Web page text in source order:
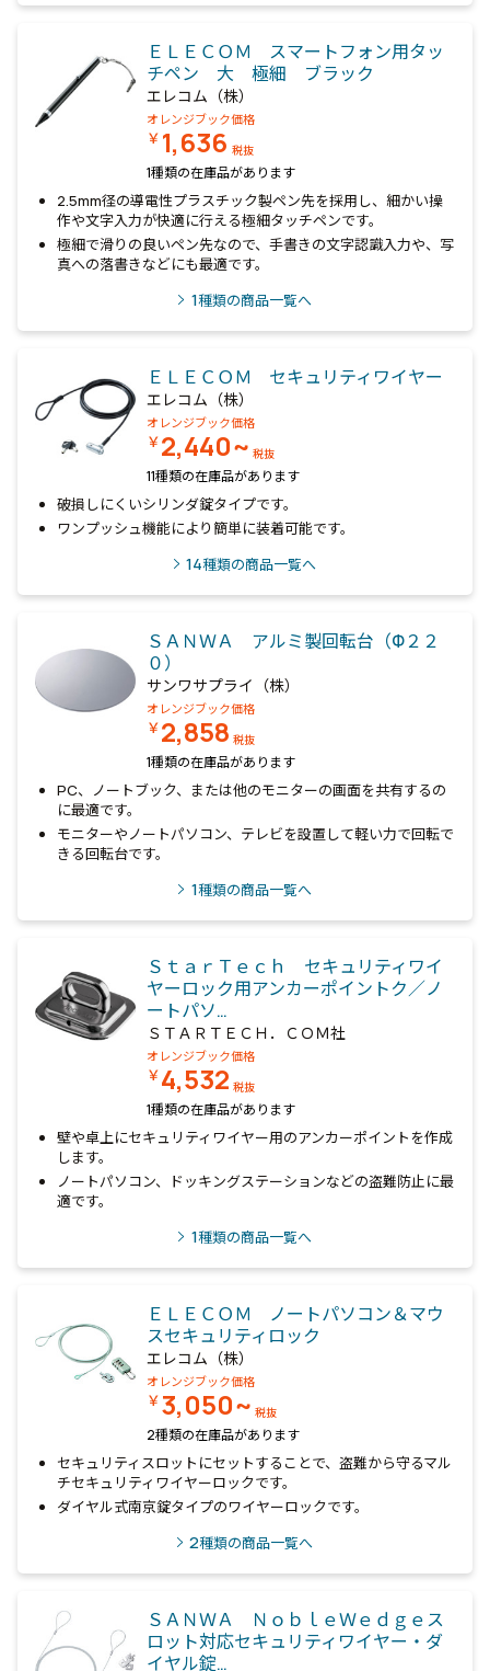
ＥＬＥＣＯＭ スマートフォン用タッ
チペン 大 極細 ブラック
エレコム（株）
オレンジブック価格
￥ 1,636 税抜
1種類の在庫品があります
2.5mm径の導電性プラスチック製ペン先を採用し、細かい操
作や文字入力が快適に行える極細タッチペンです。
極細で滑りの良いペン先なので、手書きの文字認識入力や、写
真への落書きなどにも最適です。
1種類の商品一覧へ
ＥＬＥＣＯＭ セキュリティワイヤー
エレコム（株）
オレンジブック価格
￥2,440~ 税抜
11種類の在庫品があります
破損しにくいシリンダ錠タイプです。
ワンプッシュ機能により簡単に装着可能です。
14種類の商品一覧へ
ＳＡＮＷＡ アルミ製回転台（Φ２２
０）
サンワサプライ（株）
オレンジブック価格
￥2,858 税抜
1種類の在庫品があります
PC、ノートブック、または他のモニターの画面を共有するの
に最適です。
モニターやノートパソコン、テレビを設置して軽い力で回転で
きる回転台です。
1種類の商品一覧へ
ＳｔａｒＴｅｃｈ セキュリティワイ
ヤーロック用アンカーポイントク／ノ
ートパソ…
ＳＴＡＲＴＥＣＨ．ＣＯＭ社
オレンジブック価格
￥4,532 税抜
1種類の在庫品があります
壁や卓上にセキュリティワイヤー用のアンカーポイントを作成
します。
ノートパソコン、ドッキングステーションなどの盗難防止に最
適です。
1種類の商品一覧へ
ＥＬＥＣＯＭ ノートパソコン＆マウ
スセキュリティロック
エレコム（株）
オレンジブック価格
￥3,050~ 税抜
2種類の在庫品があります
セキュリティスロットにセットすることで、盗難から守るマル
チセキュリティワイヤーロックです。
ダイヤル式南京錠タイプのワイヤーロックです。
2種類の商品一覧へ
ＳＡＮＷＡ ＮｏｂｌｅＷｅｄｇｅス
ロット対応セキュリティワイヤー・ダ
イヤル錠…